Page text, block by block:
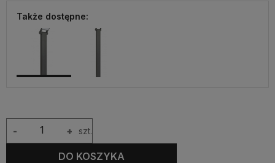
Także dostępne:
+
- szt.
DO KOSZYKA